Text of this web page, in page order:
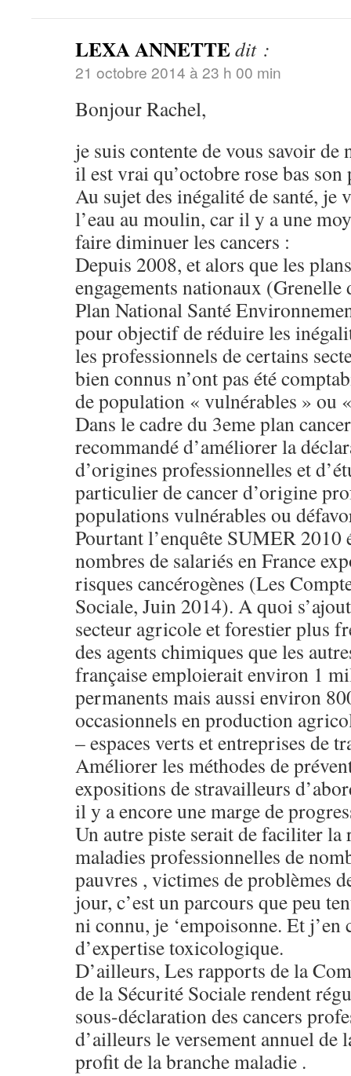
LEXA ANNETTEdit :
21 octobre 2014 à 23 h 00 min
Bonjour Rachel,
je suis contente de vous savoir de
il est vrai qu’octobre rose bas
Au sujet des inégalité de santé, je
l’eau au moulin, car il y a une
faire diminuer les cancers :
Depuis 2008, et alors que les
engagements nationaux (Grenelle
Plan National Santé
pour objectif de réduire les
les professionnels de certains
bien connus n’ont pas été
de population « vulnérables » ou
Dans le cadre du 3eme plan
recommandé d’améliorer la
d’origines professionnelles et
particulier de cancer d’origine
populations vulnérables ou
Pourtant l’enquête SUMER
nombres de salariés en France
risques cancérogènes (Les
Sociale, Juin 2014). A quoi
secteur agricole et forestier plus
des agents chimiques que les
française emploierait environ 1
permanents mais aussi environ
occasionnels en production
– espaces verts et entreprises de
Améliorer les méthodes de
expositions de stravailleurs
il y a encore une marge de
Un autre piste serait de faciliter la
maladies professionnelles de
pauvres , victimes de problèmes
jour, c’est un parcours que peu
ni connu, je ‘empoisonne. Et
d’expertise toxicologique.
D’ailleurs, Les rapports de la
de la Sécurité Sociale rendent
sous-déclaration des cancers
d’ailleurs le versement annuel de
profit de la branche maladie .